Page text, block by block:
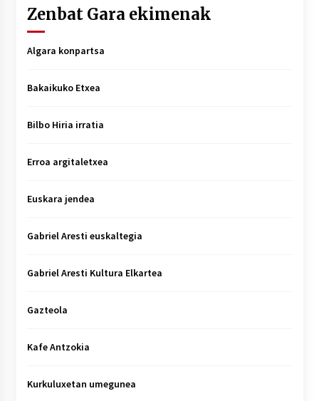
Zenbat Gara ekimenak
Algara konpartsa
Bakaikuko Etxea
Bilbo Hiria irratia
Erroa argitaletxea
Euskara jendea
Gabriel Aresti euskaltegia
Gabriel Aresti Kultura Elkartea
Gazteola
Kafe Antzokia
Kurkuluxetan umegunea